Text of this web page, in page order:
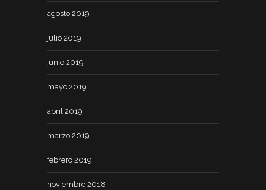
agosto 2019
julio 2019
junio 2019
mayo 2019
abril 2019
marzo 2019
febrero 2019
noviembre 2018